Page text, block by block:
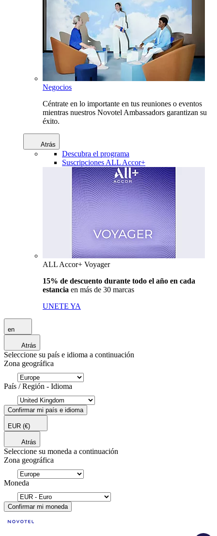
Negocios
Céntrate en lo importante en tus reuniones o eventos
mientras nuestros Novotel Ambassadors garantizan su
éxito.
Atrás
Descubra el programa
Suscripciones ALL Accor+
ALL Accor+ Voyager
15% de descuento durante todo el año en cada
estancia en más de 30 marcas
UNETE YA
en
Atrás
Seleccione su país e idioma a continuación
Zona geográfica
País / Región - Idioma
Confirmar mi país e idioma
EUR (€)
Atrás
Seleccione su moneda a continuación
Zona geográfica
Moneda
Confirmar mi moneda